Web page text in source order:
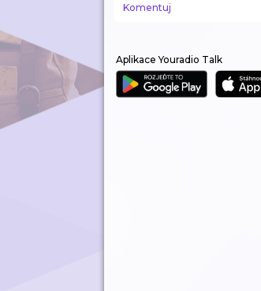
Komentuj
Aplikace Youradio Talk